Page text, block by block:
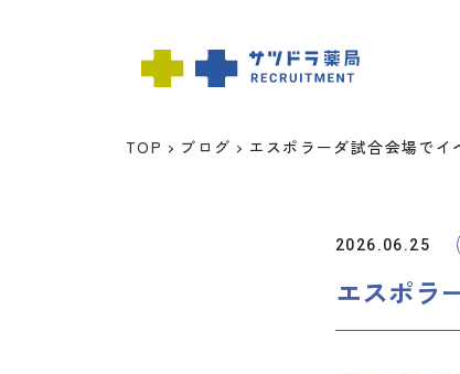
ABOUT
データで
TOP ブログ エスポラーダ試合会場でイ
2026.06.25
エスポラ